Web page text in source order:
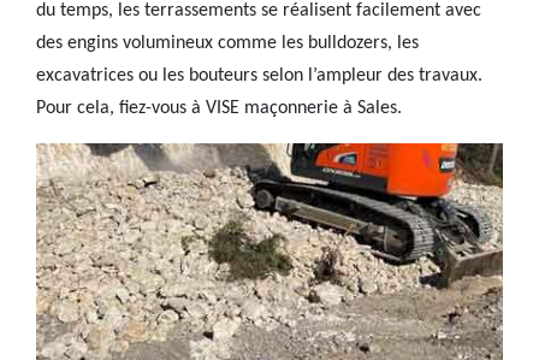
du temps, les terrassements se réalisent facilement avec
des engins volumineux comme les bulldozers, les
excavatrices ou les bouteurs selon l’ampleur des travaux.
Pour cela, fiez-vous à VISE maçonnerie à Sales.